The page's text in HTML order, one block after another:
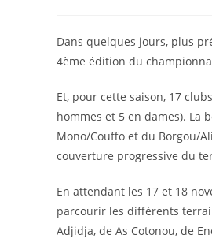
Dans quelques jours, plus
4ème édition du
Et, pour cette saison, 17
hommes et 5 en dames). La
Mono/Couffo et du Borgou/
couverture progressive du
En attendant les 17 et 18
parcourir les différents
Adjidja, de As Cotonou, de